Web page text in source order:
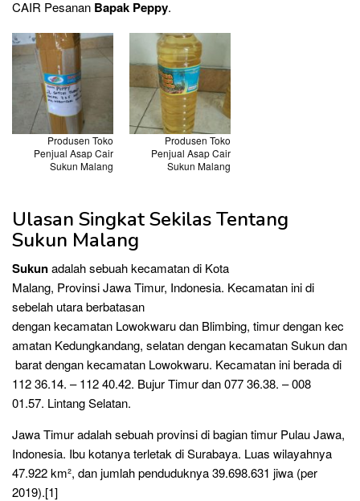
CAIR Pesanan Bapak Peppy.
Produsen Toko
Penjual Asap Cair
Sukun Malang
Produsen Toko
Penjual Asap Cair
Sukun Malang
Ulasan Singkat Sekilas Tentang
Sukun Malang
Sukunadalah sebuah kecamatan di Kota
Malang, Provinsi Jawa Timur, Indonesia. Kecamatan ini di
sebelah utara berbatasan
dengan kecamatan Lowokwaru dan Blimbing, timur dengan kec
amatan Kedungkandang, selatan dengan kecamatan Sukun dan
barat dengan kecamatan Lowokwaru. Kecamatan ini berada di
112 36.14. – 112 40.42. Bujur Timur dan 077 36.38. – 008
01.57. Lintang Selatan.
Jawa Timur adalah sebuah provinsi di bagian timur Pulau Jawa,
Indonesia. Ibu kotanya terletak di Surabaya. Luas wilayahnya
47.922 km², dan jumlah penduduknya 39.698.631 jiwa (per
2019).[1]